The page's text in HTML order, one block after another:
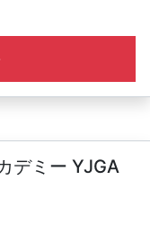
デミー YJGA